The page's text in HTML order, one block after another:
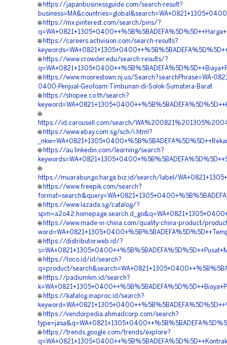
🌐 https://japanbusinessguide.com/search-result?
🌐 https://mx.pinterest.com/search/pins/?
🌐 https://careers.activision.com/search-results?
🌐 https://www.crowder.edu/search-results/?
🌐 https://www.moorestown.nj.us/Search?searchPhrase=WA-
0400-Penjual-Geofoam-Timbunan-di-Solok-Sumatera-Barat
🌐 https://shopee.co.th/search?
🌐
https://id.carousell.com/search/
🌐 https://www.ebay.com.sg/sch/i.html?
🌐 https://au.linkedin.com/learning/search?
🌐
https://muarabungo.harga.biz.id/search/label/
🌐 https://www.freepik.com/search?
🌐 https://www.lazada.sg/catalog/?
🌐 https://www.made-in-china.com/quality-china-product/
🌐 https://distributor.web.id/?
🌐 https://toco.id/id/search?
q=product/
🌐 https://padiumkm.id/search?
🌐 https://katalog.inaproc.id/search?
🌐 https://vendorpedia.ahmadcorp.com/search?
🌐 https://trends.google.com/trends/explore?